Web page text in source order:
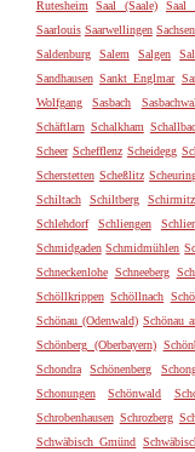
Rutesheim
Saal (Saale) Saal
Saarlouis Saarwellingen
Saldenburg
Salem Salgen
Sandhausen Sankt Englmar
Wolfgang
Sasbach
Schäftlarn Schalkham
Scheer Schefflenz Scheidegg
Scherstetten Scheßlitz
Schiltach
Schiltberg Schirmitz
Schlehdorf
Schliengen Schlier
Schmidgaden Schmidmühlen
Schneckenlohe Schneeberg
Schöllkrippen Schöllnach
Schönau (Odenwald) Schönau
Schönberg (Oberbayern)
Schondra
Schönenberg
Schonungen
Schönwald
Schrobenhausen Schrozberg
Schwäbisch Gmünd